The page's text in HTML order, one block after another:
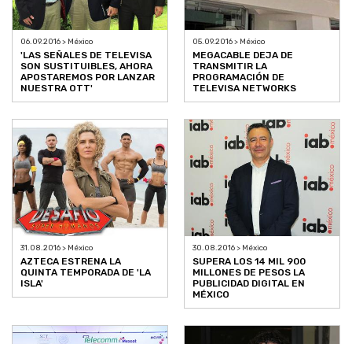
06.09.2016 > México
'LAS SEÑALES DE TELEVISA
SON SUSTITUIBLES, AHORA
APOSTAREMOS POR LANZAR
NUESTRA OTT'
05.09.2016 > México
MEGACABLE DEJA DE
TRANSMITIR LA
PROGRAMACIÓN DE
TELEVISA NETWORKS
31.08.2016 > México
AZTECA ESTRENA LA
QUINTA TEMPORADA DE 'LA
ISLA'
30.08.2016 > México
SUPERA LOS 14 MIL 900
MILLONES DE PESOS LA
PUBLICIDAD DIGITAL EN
MÉXICO